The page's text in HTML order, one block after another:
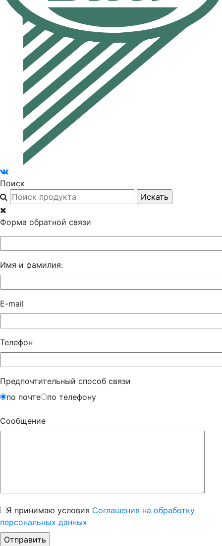
Поиск
Форма обратной связи
Имя и фамилия:
E-mail
Телефон
Предпочтительный способ связи
по почте
по телефону
Сообщение
Я принимаю условия Соглашения на обработку
персональных данных